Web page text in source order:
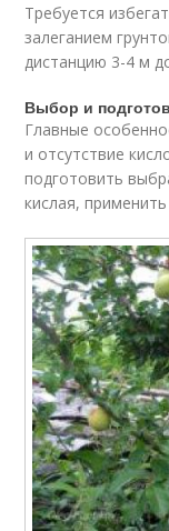
Требуется
залеганием
дистанцию 3-4 м
Выбор и
Главные
и отсутствие
подготовить
кислая,